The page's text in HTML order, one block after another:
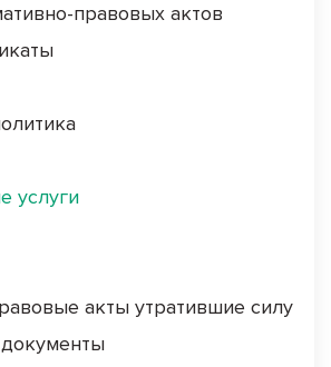
правовых актов
услуги
акты утратившие силу